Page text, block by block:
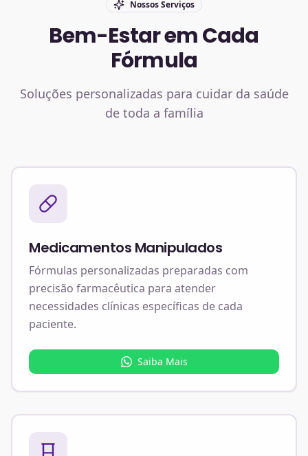
Nossos Serviços
Bem-Estar em Cada
Fórmula
Soluções personalizadas para cuidar da saúde
de toda a família
Medicamentos Manipulados
Fórmulas personalizadas preparadas com
precisão farmacêutica para atender
necessidades clínicas específicas de cada
paciente.
Saiba Mais